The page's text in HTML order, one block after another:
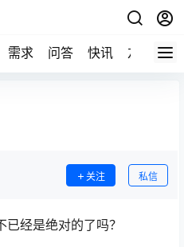
需求 问答 快讯 友链
关注 私信
经是绝对的了吗？